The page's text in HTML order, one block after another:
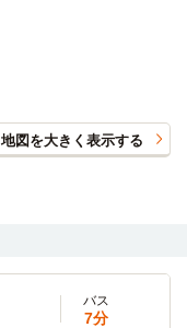
地図を大きく表示する
バス
7分